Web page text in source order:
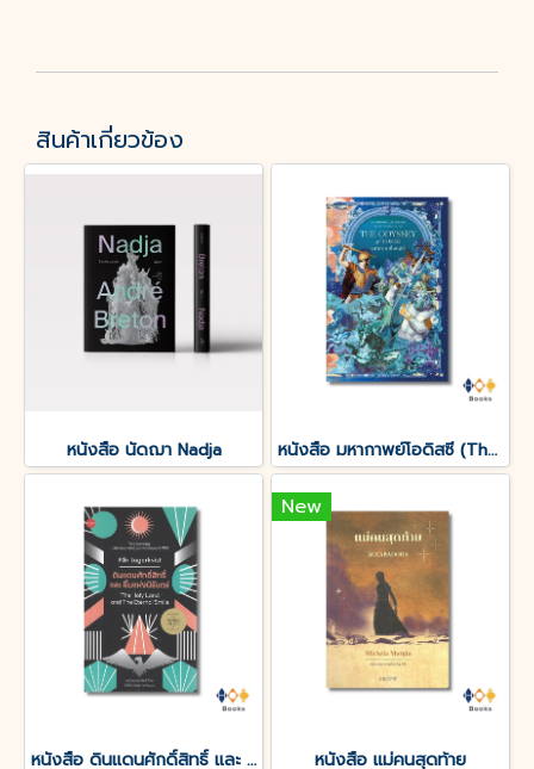
สินค้าเกี่ยวข้อง
หนังสือ นัดฌา Nadja หนังสือ มหากาพย์โอดิสซี (The Odyssey of Homer)
หนังสือ ดินแดนศักดิ์สิทธิ์ และ ยิ้มแห่งนิรันดร์
New
หนังสือ แม่คนสุดท้าย